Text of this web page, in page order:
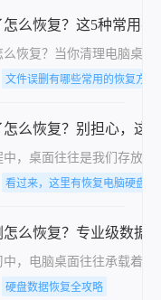
么恢复？这5种常用有
恢复？当你清理电脑桌
文件误删有哪些常用的恢复方法
么恢复？别担心，这
，桌面往往是我们存放
看过来，这里有恢复电脑硬盘数
么恢复？专业级数据
，电脑桌面往往承载着
硬盘数据恢复全攻略